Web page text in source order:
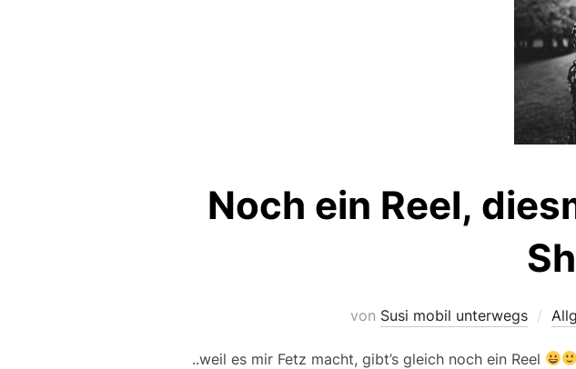
Noch ein Reel,
von Susi mobil unterwegs
..weil es mir Fetz macht, gibt’s gleich noch ein Reel